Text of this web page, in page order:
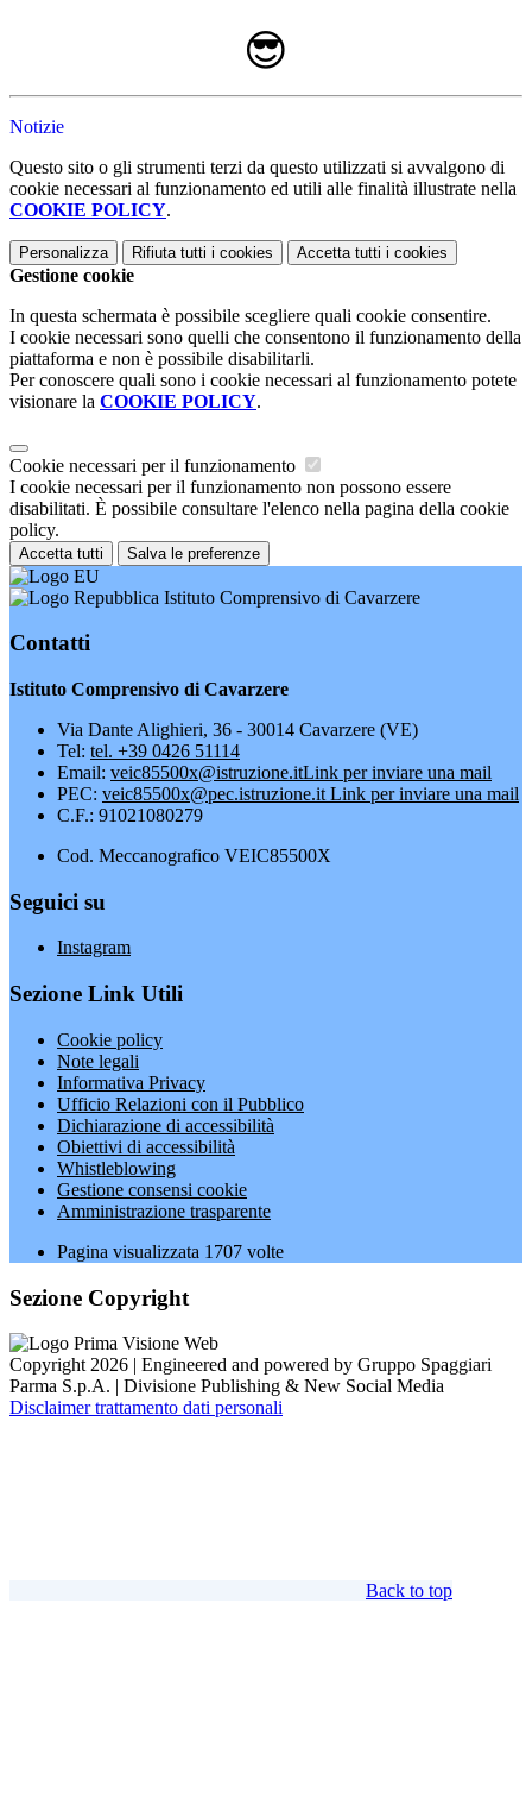
😎
Notizie
Questo sito o gli strumenti terzi da questo utilizzati si avvalgono di
cookie necessari al funzionamento ed utili alle finalità illustrate nella
COOKIE POLICY.
Personalizza Rifiuta tutti i cookies Accetta tutti i cookies
Gestione cookie
In questa schermata è possibile scegliere quali cookie consentire.
I cookie necessari sono quelli che consentono il funzionamento della
piattaforma e non è possibile disabilitarli.
Per conoscere quali sono i cookie necessari al funzionamento potete
visionare la COOKIE POLICY.
Cookie necessari per il funzionamento
I cookie necessari per il funzionamento non possono essere
disabilitati. È possibile consultare l'elenco nella pagina della cookie
policy.
Accetta tutti Salva le preferenze
Istituto Comprensivo di Cavarzere
Contatti
Istituto Comprensivo di Cavarzere
Via Dante Alighieri, 36 - 30014 Cavarzere (VE)
Tel: tel. +39 0426 51114
Email: veic85500x@istruzione.itLink per inviare una mail
PEC: veic85500x@pec.istruzione.it Link per inviare una mail
C.F.: 91021080279
Cod. Meccanografico VEIC85500X
Seguici su
Instagram
Sezione Link Utili
Cookie policy
Note legali
Informativa Privacy
Ufficio Relazioni con il Pubblico
Dichiarazione di accessibilità
Obiettivi di accessibilità
Whistleblowing
Gestione consensi cookie
Amministrazione trasparente
Pagina visualizzata 1707 volte
Sezione Copyright
Copyright 2026 | Engineered and powered by Gruppo Spaggiari
Parma S.p.A. | Divisione Publishing & New Social Media
Disclaimer trattamento dati personali
Back to top